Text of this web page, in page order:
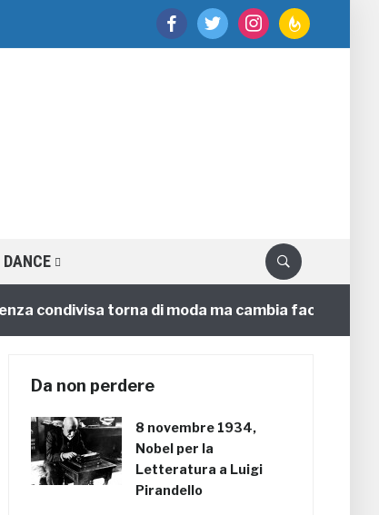
facebooktwitter instagramfeedburner
DANCE
torna di moda ma cambia faccia
Da non perdere
8 novembre 1934,
Nobel per la
Letteratura a Luigi
Pirandello